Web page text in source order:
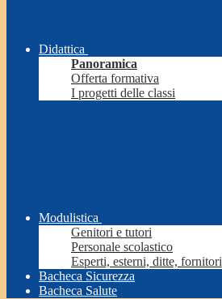
Didattica
Panoramica
Offerta formativa
I progetti delle classi
Modulistica
Genitori e tutori
Personale scolastico
Esperti, esterni, ditte, fornitori
Bacheca Sicurezza
Bacheca Salute